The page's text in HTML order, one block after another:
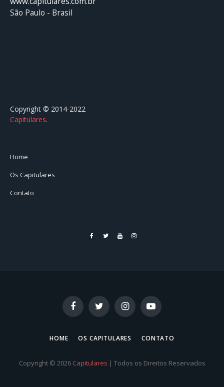
São Paulo - Brasil
Copyright © 2014-2022
Capitulares.⠀⠀⠀⠀⠀⠀⠀⠀⠀⠀⠀⠀⠀⠀⠀⠀⠀⠀⠀⠀⠀⠀⠀⠀⠀⠀⠀
Home
Os Capitulares
Contato
FacebookTwitterYouTubeInstagram
FacebookTwitter InstagramYouTube
HOME OS CAPITULARES CONTATO
Copyright © 2026 Capitulares | Todos os Direitos Reservados